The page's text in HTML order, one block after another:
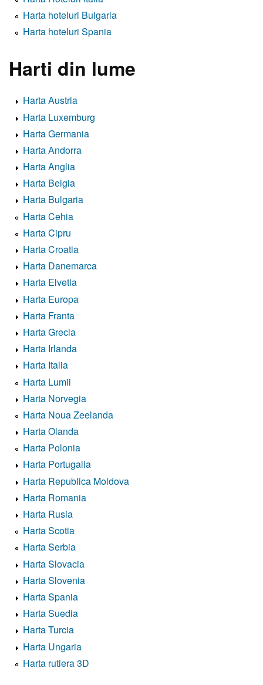
Harta hoteluri Bulgaria
Harta hoteluri Spania
Harti din lume
Harta Austria
Harta Luxemburg
Harta Germania
Harta Andorra
Harta Anglia
Harta Belgia
Harta Bulgaria
Harta Cehia
Harta Cipru
Harta Croatia
Harta Danemarca
Harta Elvetia
Harta Europa
Harta Franta
Harta Grecia
Harta Irlanda
Harta Italia
Harta Lumii
Harta Norvegia
Harta Noua Zeelanda
Harta Olanda
Harta Polonia
Harta Portugalia
Harta Republica Moldova
Harta Romania
Harta Rusia
Harta Scotia
Harta Serbia
Harta Slovacia
Harta Slovenia
Harta Spania
Harta Suedia
Harta Turcia
Harta Ungaria
Harta rutiera 3D